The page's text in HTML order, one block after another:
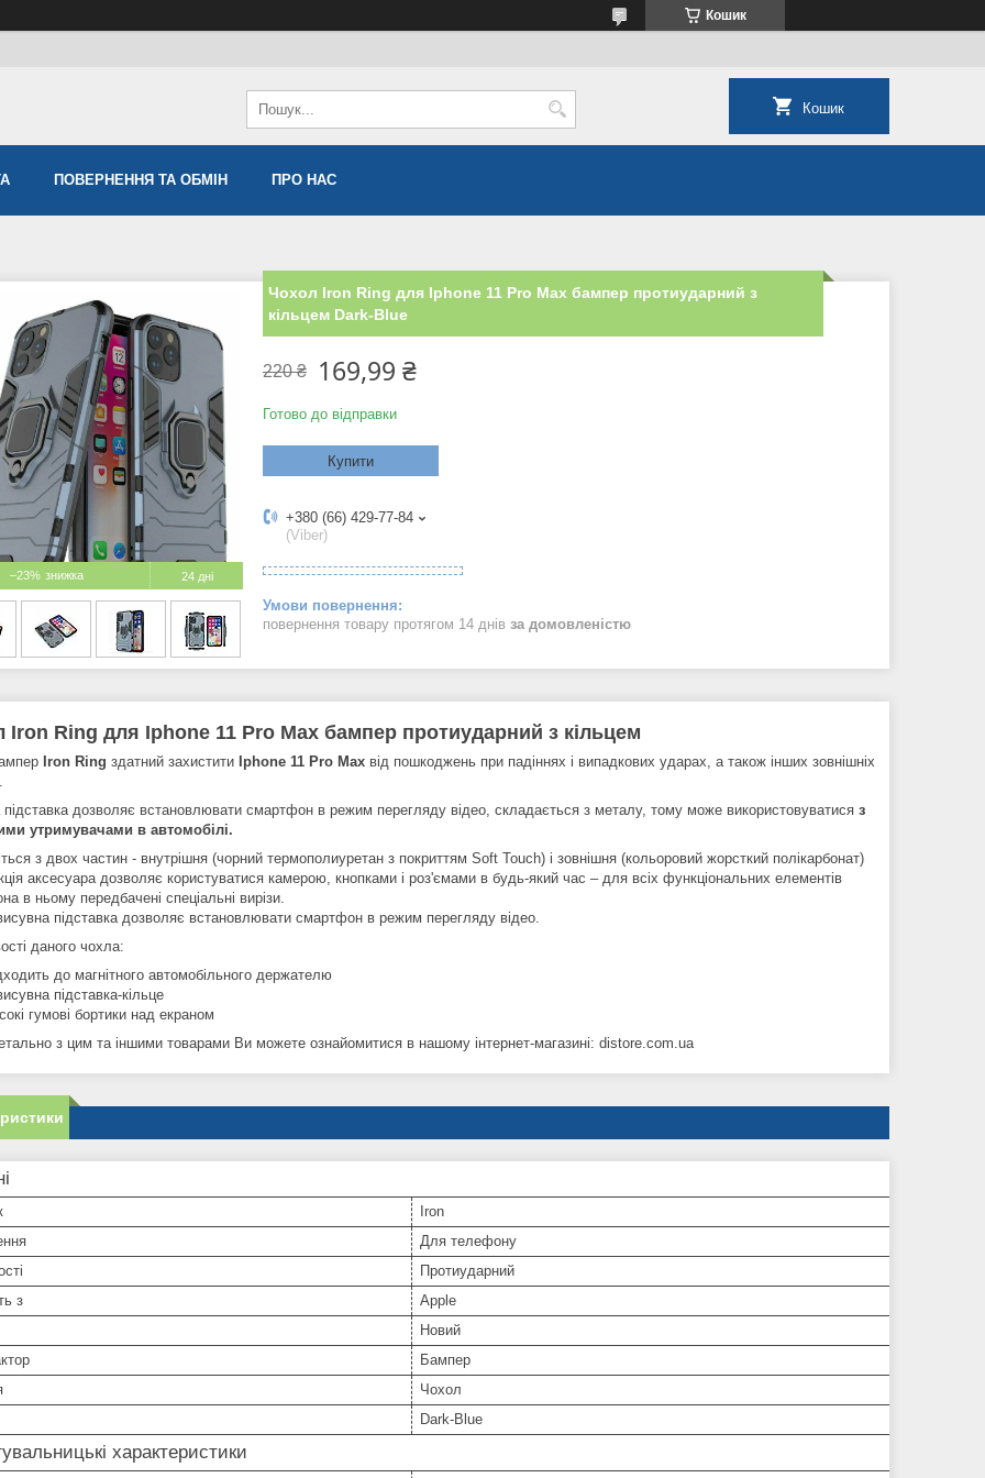
Кошик
Кошик
ПОВЕРНЕННЯ ТА ОБМІН ПРО НАС
–23% 24 дні
Чохол Iron Ring для Iphone 11 Pro Max бампер протиударний з
кільцем Dark-Blue
220 ₴ 169,99 ₴
Готово до відправки
Купити
+380 (66) 429-77-84
(Viber)
повернення товару протягом 14 днів за домовленістю
Iron Ring для Iphone 11 Pro Max бампер протиударний з кільцем
Iron Ring здатний захистити Iphone 11 Pro Max від пошкоджень при падіннях і випадкових ударах, а також інших зовнішніх
дозволяє встановлювати смартфон в режим перегляду відео, складається з металу, тому може використовуватися з
утримувачами в автомобілі.
з двох частин - внутрішня (чорний термополиуретан з покриттям Soft Touch) і зовнішня (кольоровий жорсткий полікарбонат)
аксесуара дозволяє користуватися камерою, кнопками і роз'ємами в будь-який час – для всіх функціональних елементів
в ньому передбачені спеціальні вирізи.
підставка дозволяє встановлювати смартфон в режим перегляду відео.
даного чохла:
до магнітного автомобільного держателю
підставка-кільце
гумові бортики над екраном
з цим та іншими товарами Ви можете ознайомитися в нашому інтернет-магазині: distore.com.ua
Iron
Для телефону
Протиударний
з
Apple
Новий
Бампер
Чохол
Dark-Blue
характеристики